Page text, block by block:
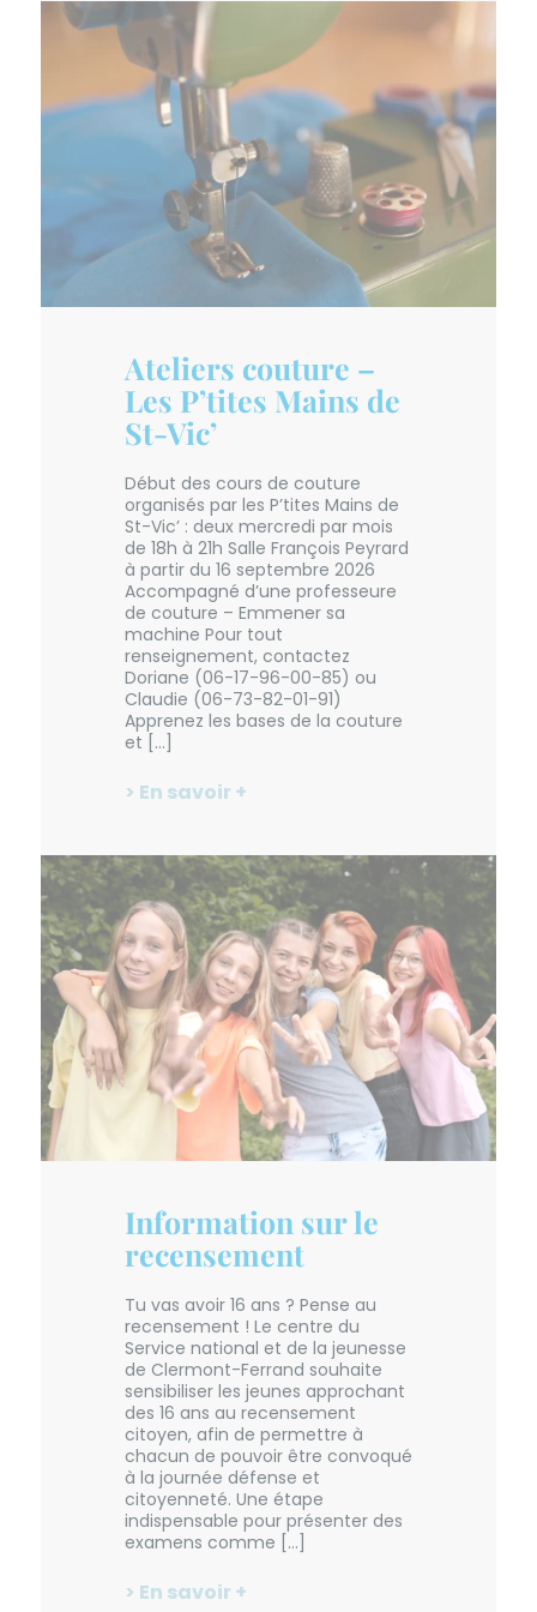
Ateliers couture –
Les P’tites Mains de
St-Vic’
Début des cours de couture
organisés par les P’tites Mains de
St-Vic’ : deux mercredi par mois
de 18h à 21h Salle François Peyrard
à partir du 16 septembre 2026
Accompagné d’une professeure
de couture – Emmener sa
machine Pour tout
renseignement, contactez
Doriane (06-17-96-00-85) ou
Claudie (06-73-82-01-91)
Apprenez les bases de la couture
et […]
> En savoir +
Information sur le
recensement
Tu vas avoir 16 ans ? Pense au
recensement ! Le centre du
Service national et de la jeunesse
de Clermont-Ferrand souhaite
sensibiliser les jeunes approchant
des 16 ans au recensement
citoyen, afin de permettre à
chacun de pouvoir être convoqué
à la journée défense et
citoyenneté. Une étape
indispensable pour présenter des
examens comme […]
> En savoir +